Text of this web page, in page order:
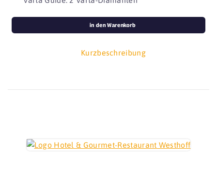
Kurzbeschreibung
in den Warenkorb